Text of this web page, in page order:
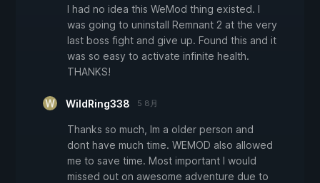
I had no idea this WeMod thing existed. I
was going to uninstall Remnant 2 at the very
last boss fight and give up. Found this and it
was so easy to activate infinite health.
THANKS!
WildRing338 5 8月
Thanks so much, Im a older person and
dont have much time. WEMOD also allowed
me to save time. Most important I would
missed out on awesome adventure due to